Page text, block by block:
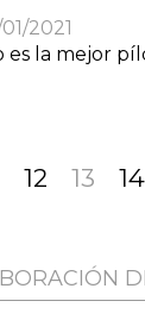
2021
es la mejor
12 13 14